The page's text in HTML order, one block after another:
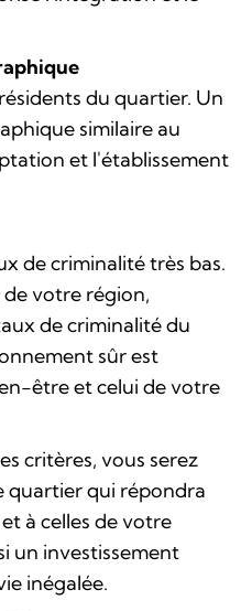
du quartier. Un
similaire au
et l'établissement
de criminalité très bas.
votre région,
de criminalité du
sûr est
être et celui de votre
critères, vous serez
quartier qui répondra
à celles de votre
un investissement
inégalée.